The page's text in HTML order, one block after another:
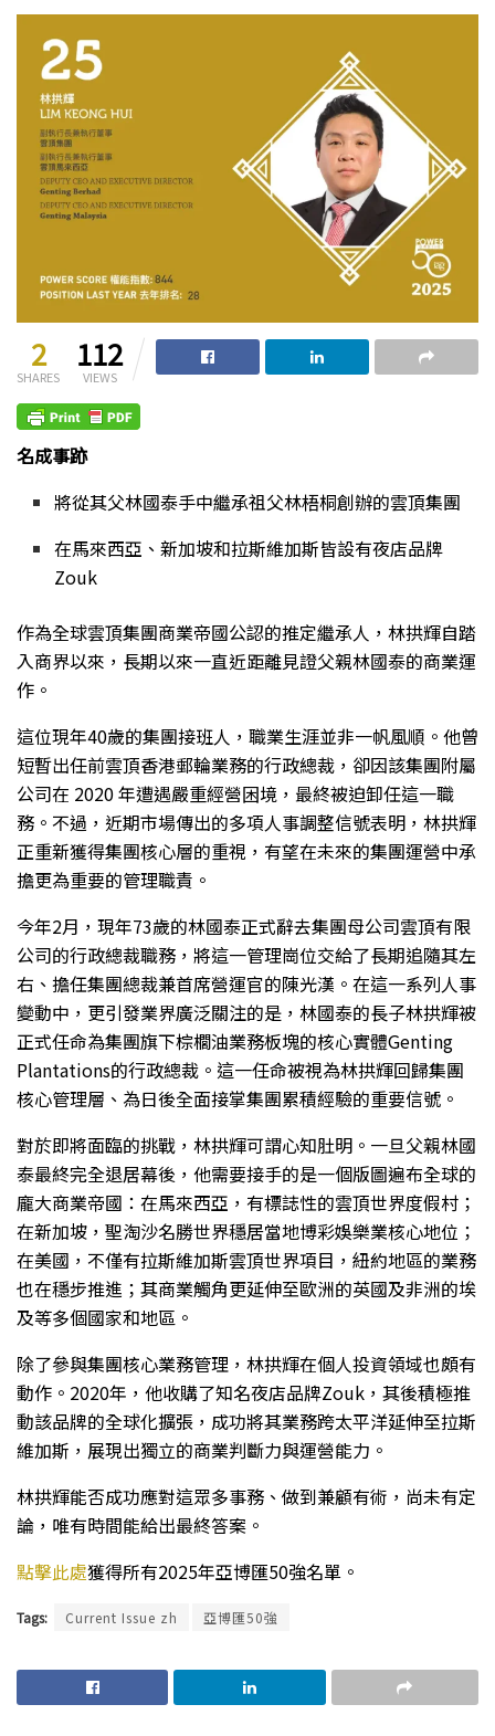
2
SHARES
112
VIEWS
名成事跡
將從其父林國泰手中繼承祖父林梧桐創辦的雲頂集團
在馬來西亞、新加坡和拉斯維加斯皆設有夜店品牌
Zouk
作為全球雲頂集團商業帝國公認的推定繼承人，林拱輝自踏
入商界以來，長期以來一直近距離見證父親林國泰的商業運
作。
這位現年40歲的集團接班人，職業生涯並非一帆風順。他曾
短暫出任前雲頂香港郵輪業務的行政總裁，卻因該集團附屬
公司在 2020 年遭遇嚴重經營困境，最終被迫卸任這一職
務。不過，近期市場傳出的多項人事調整信號表明，林拱輝
正重新獲得集團核心層的重視，有望在未來的集團運營中承
擔更為重要的管理職責。
今年2月，現年73歲的林國泰正式辭去集團母公司雲頂有限
公司的行政總裁職務，將這一管理崗位交給了長期追隨其左
右、擔任集團總裁兼首席營運官的陳光漢。在這一系列人事
變動中，更引發業界廣泛關注的是，林國泰的長子林拱輝被
正式任命為集團旗下棕櫚油業務板塊的核心實體Genting
Plantations的行政總裁。這一任命被視為林拱輝回歸集團
核心管理層、為日後全面接掌集團累積經驗的重要信號。
對於即將面臨的挑戰，林拱輝可謂心知肚明。一旦父親林國
泰最終完全退居幕後，他需要接手的是一個版圖遍布全球的
龐大商業帝國：在馬來西亞，有標誌性的雲頂世界度假村；
在新加坡，聖淘沙名勝世界穩居當地博彩娛樂業核心地位；
在美國，不僅有拉斯維加斯雲頂世界項目，紐約地區的業務
也在穩步推進；其商業觸角更延伸至歐洲的英國及非洲的埃
及等多個國家和地區。
除了參與集團核心業務管理，林拱輝在個人投資領域也頗有
動作。2020年，他收購了知名夜店品牌Zouk，其後積極推
動該品牌的全球化擴張，成功將其業務跨太平洋延伸至拉斯
維加斯，展現出獨立的商業判斷力與運營能力。
林拱輝能否成功應對這眾多事務、做到兼顧有術，尚未有定
論，唯有時間能給出最終答案。
點擊此處獲得所有2025年亞博匯50強名單。
Tags: Current Issue zh 亞博匯50強